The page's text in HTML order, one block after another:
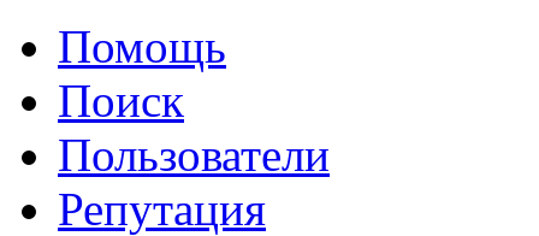
Помощь
Поиск
Пользователи
Репутация